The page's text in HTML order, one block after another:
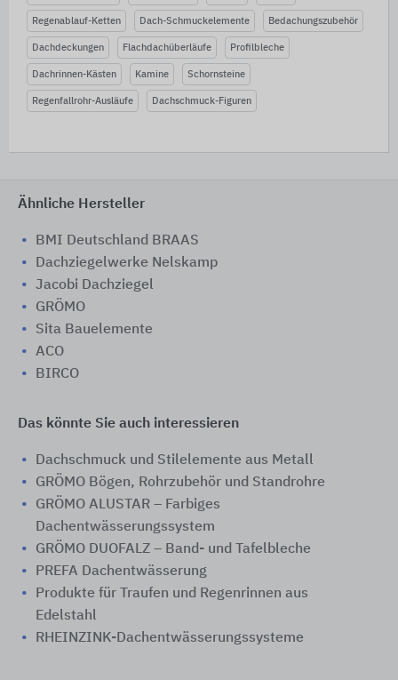
Regenablauf-Ketten Dach-Schmuckelemente Bedachungszubehör
Dachdeckungen Flachdachüberläufe Profilbleche
Dachrinnen-Kästen Kamine Schornsteine
Regenfallrohr-Ausläufe Dachschmuck-Figuren
Ähnliche Hersteller
BMI Deutschland BRAAS
Dachziegelwerke Nelskamp
Jacobi Dachziegel
GRÖMO
Sita Bauelemente
ACO
BIRCO
Das könnte Sie auch interessieren
Dachschmuck und Stilelemente aus Metall
GRÖMO Bögen, Rohrzubehör und Standrohre
GRÖMO ALUSTAR – Farbiges
Dachentwässerungssystem
GRÖMO DUOFALZ – Band- und Tafelbleche
PREFA Dachentwässerung
Produkte für Traufen und Regenrinnen aus
Edelstahl
RHEINZINK-Dachentwässerungssysteme